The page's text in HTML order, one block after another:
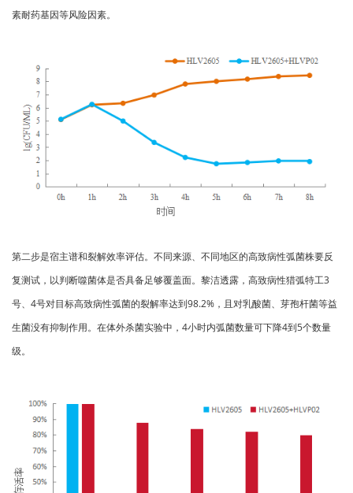
素耐药基因等风险因素。
第二步是宿主谱和裂解效率评估。不同来源、不同地区的高致病性弧菌株要反
复测试，以判断噬菌体是否具备足够覆盖面。黎洁透露，高致病性猎弧特工3
号、4号对目标高致病性弧菌的裂解率达到98.2%，且对乳酸菌、芽孢杆菌等益
生菌没有抑制作用。在体外杀菌实验中，4小时内弧菌数量可下降4到5个数量
级。